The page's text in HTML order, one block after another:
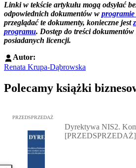
Linki w tekście artykułu mogą odsyłać
odpowiednich dokumentów w
przeglądać te dokumenty, konieczne jest
programu. Dostęp do treści
posiadanych licencji.
Autor:
Renata Krupa-Dąbrowska
Polecamy książki
Przejdź do: Dyrektywa NIS2.
PRZEDSPRZEDAŻ
Dyrektywa NIS2.
[PRZEDSPRZEDAŻ]